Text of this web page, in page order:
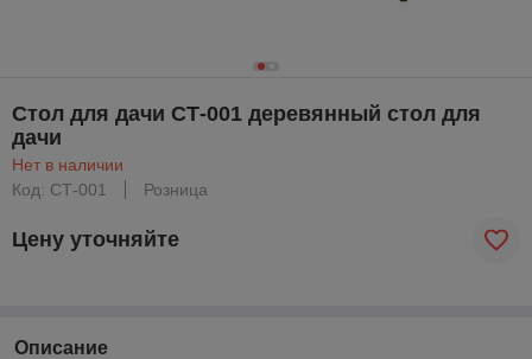
Стол для дачи СТ-001 деревянный стол для
дачи
Нет в наличии
Код: СТ-001
Розница
Цену уточняйте
Описание